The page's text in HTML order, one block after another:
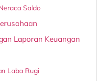
Saldo
Laporan Keuangan
Laba Rugi